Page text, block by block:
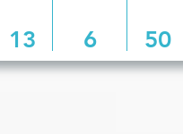
13 6 50